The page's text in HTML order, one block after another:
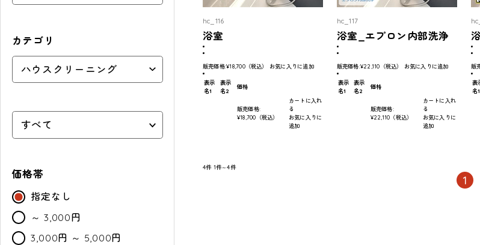
カテゴリ
価格帯
指定なし
～ 3,000円
3,000円 ～ 5,000円
hc_116
浴室
販売価格:¥18,700（税込） お気に入りに追加
表示
名1
表示
名2
価格
販売価格:
¥18,700 （税込）
カートに入れ
る
お気に入りに
追加
hc_117
浴室_エプロン内部洗浄
販売価格:¥22,110 （税込） お気に入りに追加
表示
名1
表示
名2
価格
販売価格:
¥22,110 （税込）
カートに入れ
る
お気に入りに
追加
販
表
名1
4件 1件～4件
1